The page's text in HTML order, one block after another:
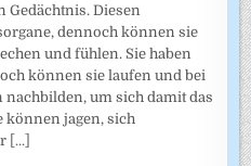
Gedächtnis. Diesen
dennoch können sie
und fühlen. Sie haben
können sie laufen und bei
nachbilden, um sich damit das
können jagen, sich
[...]